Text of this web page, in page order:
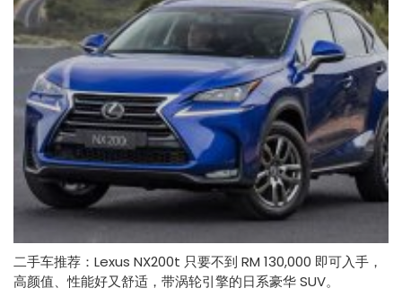
二手车推荐：Lexus NX200t 只要不到 RM 130,000 即可入手，
高颜值、性能好又舒适，带涡轮引擎的日系豪华 SUV。